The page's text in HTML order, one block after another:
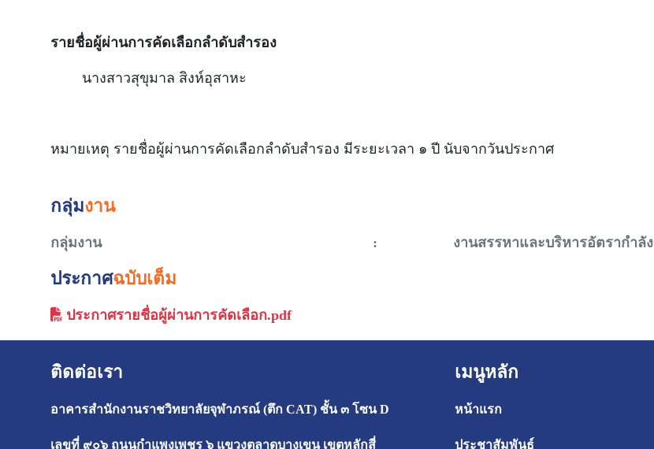
รายชื่อผู้ผ่านการคัดเลือกลำดับสำรอง
นางสาวสุขุมาล สิงห์อุสาหะ
หมายเหตุ รายชื่อผู้ผ่านการคัดเลือกลำดับสำรอง มีระยะเวลา ๑ ปี นับจากวันประกาศ
กลุ่มงาน
กลุ่มงาน : งานสรรหาและบริหารอัตรากำลัง
ประกาศฉบับเต็ม
ประกาศรายชื่อผู้ผ่านการคัดเลือก.pdf
ติดต่อเรา
อาคารสำนักงานราชวิทยาลัยจุฬาภรณ์ (ตึก CAT) ชั้น ๓ โซน D
เลขที่ ๙๐๖ ถนนกำแพงเพชร ๖ แขวงตลาดบางเขน เขตหลักสี่
เมนูหลัก
หน้าแรก
ประชาสัมพันธ์